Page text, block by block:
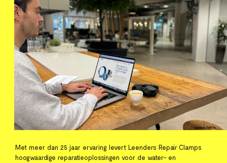
Met meer dan 25 jaar ervaring levert Leenders Repair Clamps
hoogwaardige reparatieoplossingen voor de water- en